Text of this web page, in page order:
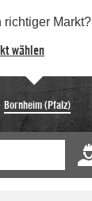
richtiger Markt?
wählen
Bornheim (Pfalz)